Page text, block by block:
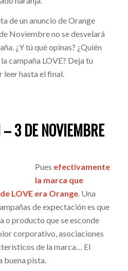
de un anuncio de Orange
Noviembre no se desvelará
¿Y tú qué opinas? ¿Quién
campaña LOVE? Deja tu
hasta el final.
3 DE NOVIEMBRE
Pues efectivamente
la marca que
LOVE era Orange. Una
de expectación es que
o producto que se esconde
corporativo, asociaciones
de la marca… El
buena pista.